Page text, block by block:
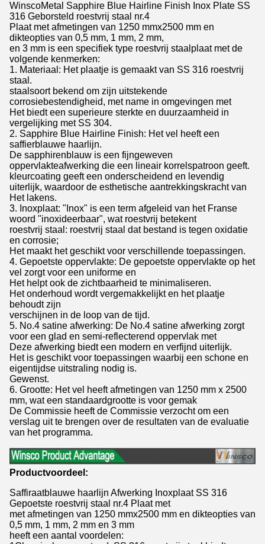
WinscoMetal Sapphire Blue Hairline Finish Inox Plate SS
316 Geborsteld roestvrij staal nr.4
Plaat met afmetingen van 1250 mmx2500 mm en
dikteopties van 0,5 mm, 1 mm, 2 mm,
en 3 mm is een specifiek type roestvrij staalplaat met de
volgende kenmerken:
1. Materiaal: Het plaatje is gemaakt van SS 316 roestvrij
staal.
staalsoort bekend om zijn uitstekende
corrosiebestendigheid, met name in omgevingen met
Het biedt een superieure sterkte en duurzaamheid in
vergelijking met SS 304.
2. Sapphire Blue Hairline Finish: Het vel heeft een
saffierblauwe haarlijn.
De sapphirenblauw is een fijngeweven
oppervlakteafwerking die een lineair korrelspatroon geeft.
kleurcoating geeft een onderscheidend en levendig
uiterlijk, waardoor de esthetische aantrekkingskracht van
Het lakens.
3. Inoxplaat: "Inox" is een term afgeleid van het Franse
woord "inoxideerbaar", wat roestvrij betekent
roestvrij staal: roestvrij staal dat bestand is tegen oxidatie
en corrosie;
Het maakt het geschikt voor verschillende toepassingen.
4. Gepoetste oppervlakte: De gepoetste oppervlakte op het
vel zorgt voor een uniforme en
Het helpt ook de zichtbaarheid te minimaliseren.
Het onderhoud wordt vergemakkelijkt en het plaatje
behoudt zijn
verschijnen in de loop van de tijd.
5. No.4 satine afwerking: De No.4 satine afwerking zorgt
voor een glad en semi-reflecterend oppervlak met
Deze afwerking biedt een modern en verfijnd uiterlijk.
Het is geschikt voor toepassingen waarbij een schone en
eigentijdse uitstraling nodig is.
Gewenst.
6. Grootte: Het vel heeft afmetingen van 1250 mm x 2500
mm, wat een standaardgrootte is voor gemak
De Commissie heeft de Commissie verzocht om een
verslag uit te brengen over de resultaten van de evaluatie
van het programma.
Productvoordeel:
Saffiraatblauwe haarlijn Afwerking Inoxplaat SS 316
Gepoetste roestvrij staal nr.4 Plaat met
met afmetingen van 1250 mmx2500 mm en dikteopties van
0,5 mm, 1 mm, 2 mm en 3 mm
heeft een aantal voordelen: